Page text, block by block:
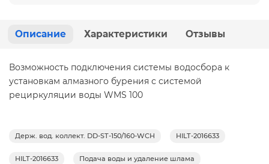
Описание Характеристики Отзывы
Возможность подключения системы водосбора к
установкам алмазного бурения с системой
рециркуляции воды WMS 100
Держ. вод. коллект. DD-ST-150/160-WCH HILT-2016633
HILT-2016633 Подача воды и удаление шлама